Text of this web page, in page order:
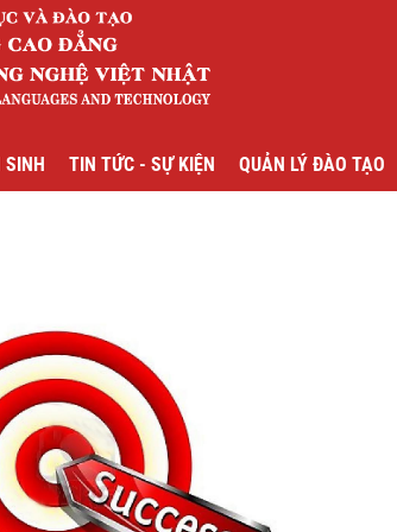
Anh
học
trị kinh doanh
SINH TIN TỨC - SỰ KIỆN QUẢN LÝ ĐÀO TẠO